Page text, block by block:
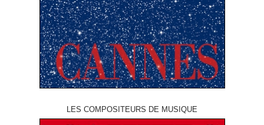
LES COMPOSITEURS DE MUSIQUE